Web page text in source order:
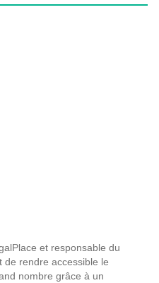
et responsable du
de rendre accessible le
nombre grâce à un